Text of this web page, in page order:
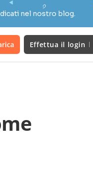
nel nostro blog.
Effettua il login